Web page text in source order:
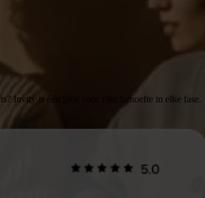
Invity is één plek voor elke behoefte in elke fase.